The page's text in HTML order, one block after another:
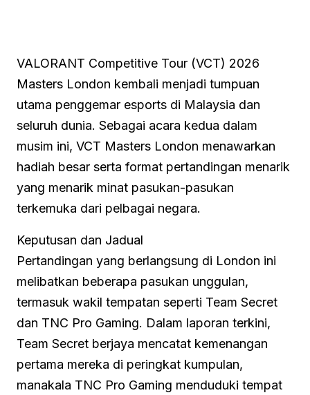
VALORANT Competitive Tour (VCT) 2026
Masters London kembali menjadi tumpuan
utama penggemar esports di Malaysia dan
seluruh dunia. Sebagai acara kedua dalam
musim ini, VCT Masters London menawarkan
hadiah besar serta format pertandingan menarik
yang menarik minat pasukan-pasukan
terkemuka dari pelbagai negara.
Keputusan dan Jadual
Pertandingan yang berlangsung di London ini
melibatkan beberapa pasukan unggulan,
termasuk wakil tempatan seperti Team Secret
dan TNC Pro Gaming. Dalam laporan terkini,
Team Secret berjaya mencatat kemenangan
pertama mereka di peringkat kumpulan,
manakala TNC Pro Gaming menduduki tempat